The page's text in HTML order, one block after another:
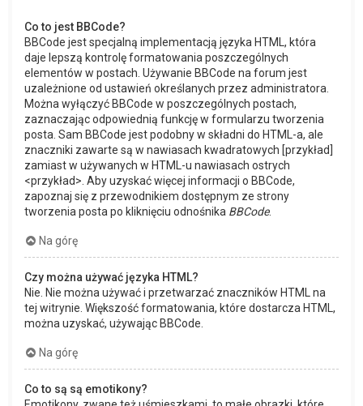
Co to jest BBCode?
BBCode jest specjalną implementacją języka HTML, która
daje lepszą kontrolę formatowania poszczególnych
elementów w postach. Używanie BBCode na forum jest
uzależnione od ustawień określanych przez administratora.
Można wyłączyć BBCode w poszczególnych postach,
zaznaczając odpowiednią funkcję w formularzu tworzenia
posta. Sam BBCode jest podobny w składni do HTML-a, ale
znaczniki zawarte są w nawiasach kwadratowych [przykład]
zamiast w używanych w HTML-u nawiasach ostrych
<przykład>. Aby uzyskać więcej informacji o BBCode,
zapoznaj się z przewodnikiem dostępnym ze strony
tworzenia posta po kliknięciu odnośnika BBCode.
Na górę
Czy można używać języka HTML?
Nie. Nie można używać i przetwarzać znaczników HTML na
tej witrynie. Większość formatowania, które dostarcza HTML,
można uzyskać, używając BBCode.
Na górę
Co to są są emotikony?